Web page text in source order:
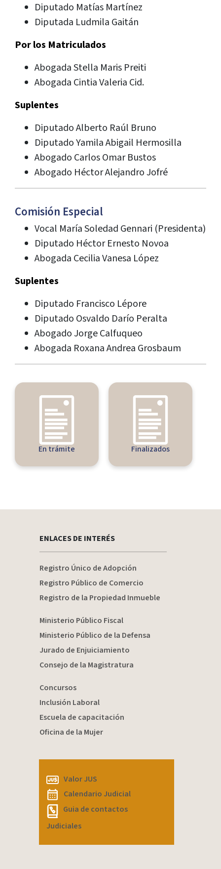
Diputado Matías Martínez
Diputada Ludmila Gaitán
Por los Matriculados
Abogada Stella Maris Preiti
Abogada Cintia Valeria Cid.
Suplentes
Diputado Alberto Raúl Bruno
Diputado Yamila Abigail Hermosilla
Abogado Carlos Omar Bustos
Abogado Héctor Alejandro Jofré
Comisión Especial
Vocal María Soledad Gennari (Presidenta)
Diputado Héctor Ernesto Novoa
Abogada Cecilia Vanesa López
Suplentes
Diputado Francisco Lépore
Diputado Osvaldo Darío Peralta
Abogado Jorge Calfuqueo
Abogada Roxana Andrea Grosbaum
En trámite Finalizados
ENLACES DE INTERÉS
Registro Único de Adopción
Registro Público de Comercio
Registro de la Propiedad Inmueble
Ministerio Público Fiscal
Ministerio Público de la Defensa
Jurado de Enjuiciamiento
Consejo de la Magistratura
Concursos
Inclusión Laboral
Escuela de capacitación
Oficina de la Mujer
Valor JUS
Calendario Judicial
Guia de contactos
Judiciales